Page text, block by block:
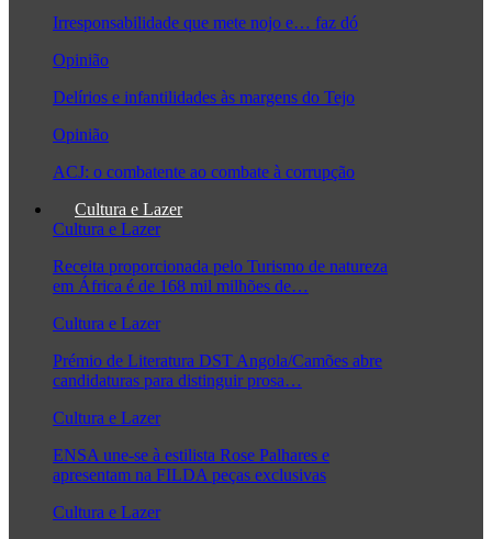
Irresponsabilidade que mete nojo e… faz dó
Opinião
Delírios e infantilidades às margens do Tejo
Opinião
ACJ: o combatente ao combate à corrupção
Cultura e Lazer
Cultura e Lazer
Receita proporcionada pelo Turismo de natureza
em África é de 168 mil milhões de…
Cultura e Lazer
Prémio de Literatura DST Angola/Camões abre
candidaturas para distinguir prosa…
Cultura e Lazer
ENSA une-se à estilista Rose Palhares e
apresentam na FILDA peças exclusivas
Cultura e Lazer